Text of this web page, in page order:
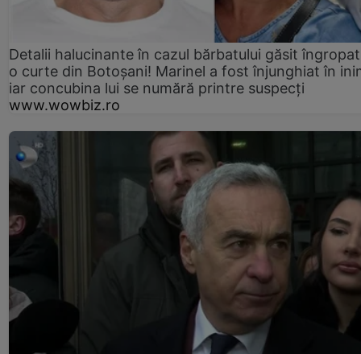
Detalii halucinante în cazul bărbatului găsit
o curte din Botoșani! Marinel a fost înjunghiat în
iar concubina lui se numără printre suspecți
www.wowbiz.ro